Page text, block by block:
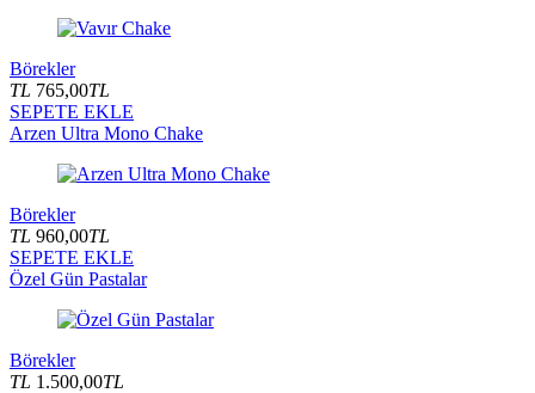
Börekler
TL 765,00TL
SEPETE EKLE
Arzen Ultra Mono Chake
Börekler
TL 960,00TL
SEPETE EKLE
Özel Gün Pastalar
Börekler
TL 1.500,00TL